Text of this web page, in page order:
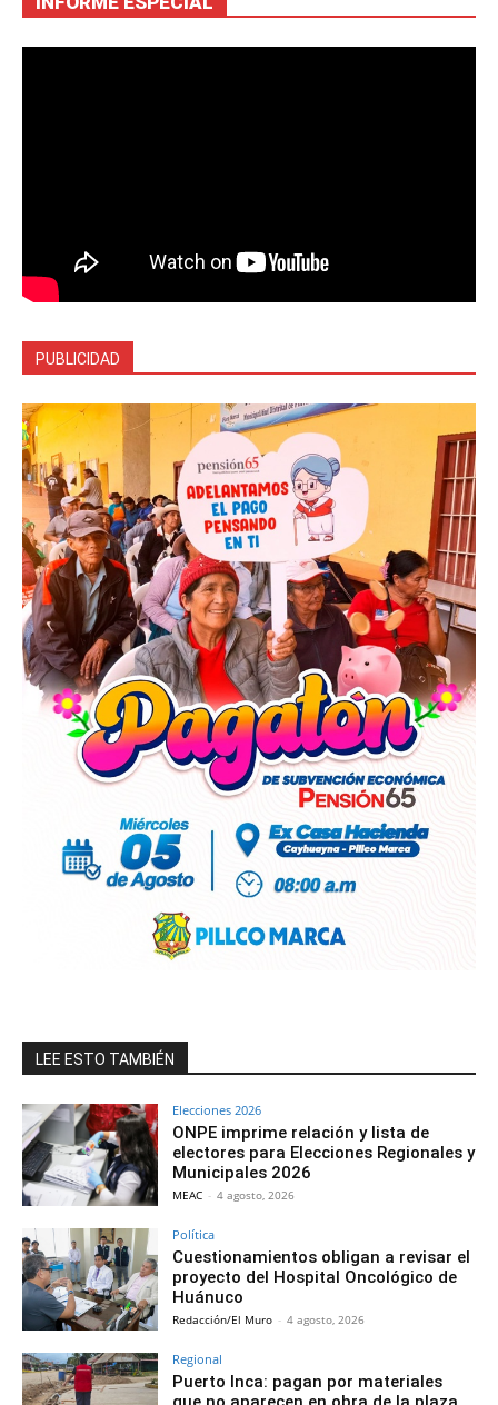
PUBLICIDAD
LEE ESTO TAMBIÉN
Elecciones 2026
ONPE imprime relación y lista de
electores para Elecciones Regionales y
Municipales 2026
MEAC - 4 agosto, 2026
Política
Cuestionamientos obligan a revisar el
proyecto del Hospital Oncológico de
Huánuco
Redacción/El Muro - 4 agosto, 2026
Regional
Puerto Inca: pagan por materiales